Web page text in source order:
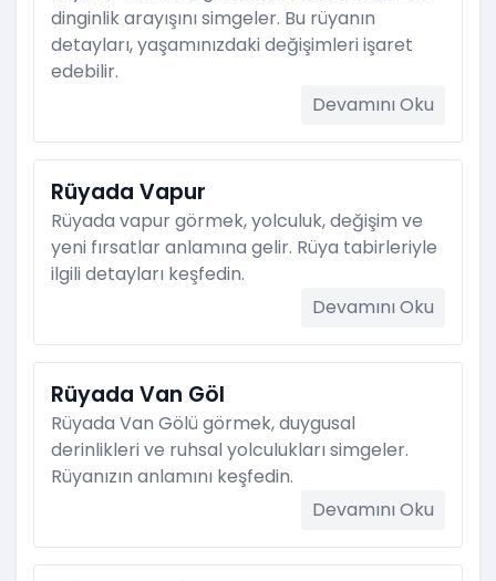
dinginlik arayışını simgeler. Bu rüyanın
detayları, yaşamınızdaki değişimleri işaret
edebilir.
Devamını Oku
Rüyada Vapur
Rüyada vapur görmek, yolculuk, değişim ve
yeni fırsatlar anlamına gelir. Rüya tabirleriyle
ilgili detayları keşfedin.
Devamını Oku
Rüyada Van Göl
Rüyada Van Gölü görmek, duygusal
derinlikleri ve ruhsal yolculukları simgeler.
Rüyanızın anlamını keşfedin.
Devamını Oku